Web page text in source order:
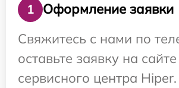
1
Оформление заявки
Свяжитесь с нами по
оставьте заявку на сайте
сервисного центра